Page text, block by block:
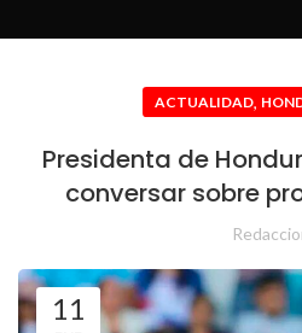
ACTUALIDAD,
Presidenta de
conversar sobre
11